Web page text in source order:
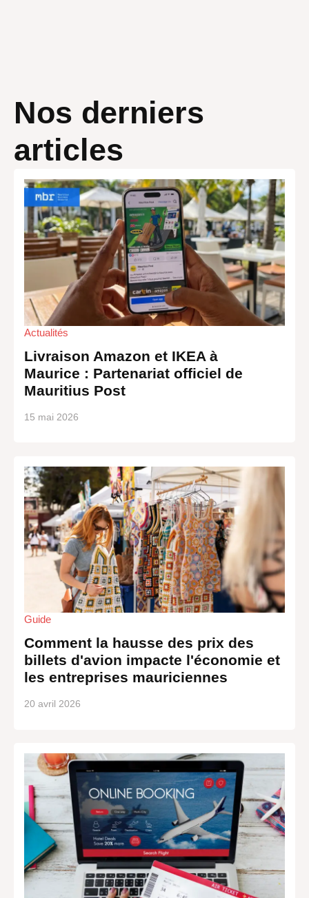
Nos derniers
articles
Livraison Amazon et IKEA à
Maurice : Partenariat officiel de
Mauritius Post
15 mai 2026
Actualités
Comment la hausse des prix des
billets d'avion impacte l'économie et
les entreprises mauriciennes
20 avril 2026
Guide